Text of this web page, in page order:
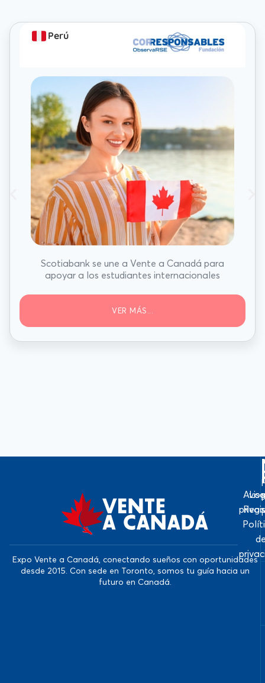
Perú
Scotiabank se une a Vente a Canadá para
apoyar a los estudiantes internacionales
VER MÁS...
Expo Vente a Canadá, conectando sueños con oportunidades
desde 2015. Con sede en Toronto, somos tu guía hacia un
futuro en Canadá.